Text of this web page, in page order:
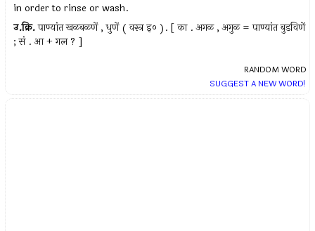
in order to rinse or wash.
उ.क्रि. पाण्यांत खळबळणें , धुणें ( वस्त्र इ० ). [ का . अगळ , अगुळ = पाण्यांत बुडविणें
; सं . आ + गल ? ]
RANDOM WORD
SUGGEST A NEW WORD!